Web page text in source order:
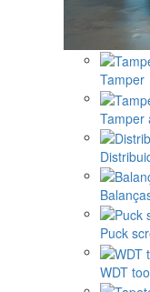
Tamper
Tamper
Puck
WDT